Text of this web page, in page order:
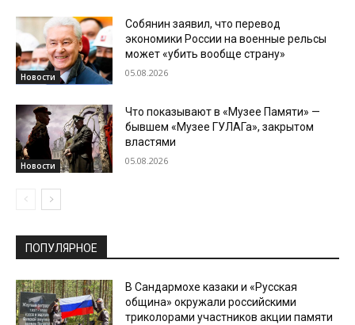
Новости
Собянин заявил, что перевод
экономики России на военные рельсы
может «убить вообще страну»
05.08.2026
Новости
Что показывают в «Музее Памяти» —
бывшем «Музее ГУЛАГа», закрытом
властями
05.08.2026
ПОПУЛЯРНОЕ
В Сандармохе казаки и «Русская
община» окружали российскими
триколорами участников акции памяти